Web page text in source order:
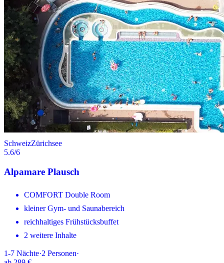
SchweizZürichsee
5.6/6
Alpamare Plausch
COMFORT Double Room
kleiner Gym- und Saunabereich
reichhaltiges Frühstücksbuffet
2 weitere Inhalte
1-7 Nächte·2 Personen·